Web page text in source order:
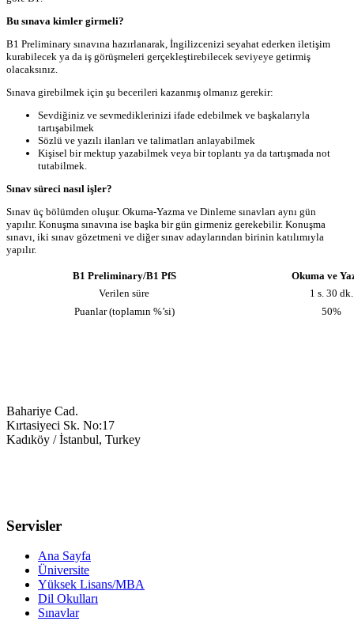
Bu sınava kimler girmeli?
B1 Preliminary sınavına hazırlanarak, İngilizcenizi seyahat ederken iletişim
kurabilecek ya da iş görüşmeleri gerçekleştirebilecek seviyeye getirmiş
olacaksınız.
Sınava girebilmek için şu becerileri kazanmış olmanız gerekir:
Sevdiğiniz ve sevmediklerinizi ifade edebilmek ve başkalarıyla
tartışabilmek
Sözlü ve yazılı ilanları ve talimatları anlayabilmek
Kişisel bir mektup yazabilmek veya bir toplantı ya da tartışmada not
tutabilmek.
Sınav süreci nasıl işler?
Sınav üç bölümden oluşur. Okuma-Yazma ve Dinleme sınavları aynı gün
yapılır. Konuşma sınavına ise başka bir gün girmeniz gerekebilir. Konuşma
sınavı, iki sınav gözetmeni ve diğer sınav adaylarından birinin katılımıyla
yapılır.
B1 Preliminary/B1 PfS
Okuma ve
Verilen süre
1 s. 30 dk.
Puanlar (toplamın %’si)
50%
Bahariye Cad.
Kırtasiyeci Sk. No:17
Kadıköy / İstanbul, Turkey
Servisler
Ana Sayfa
Üniversite
Yüksek Lisans/MBA
Dil Okulları
Sınavlar